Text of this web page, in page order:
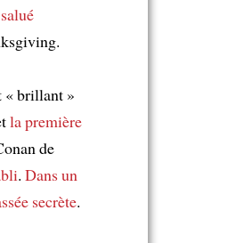
« brillant »
la première
de
. Dans un
secrète.